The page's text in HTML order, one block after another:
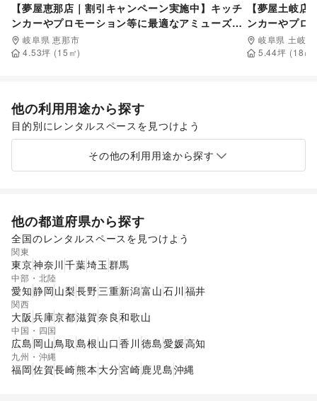
【夢屋恵那店｜割引キャンペーン実施中】キッチ
ンカーやプロモーション等に最適なアミューズメ
ント施設のイベントスペース
岐阜県 恵那市
4.53坪 (15 ㎡)
【夢屋土岐
ンカーやプロ
ント施設のイ
岐阜県 土岐市
5.44坪 (18㎡)
他の利用用途から探す
目的別にレンタルスペースを見つけよう
食品販売
販促イベント
その他の利用用途から探す
他の都道府県から探す
全国のレンタルスペースを見つけよう
関東
東京神奈川 千葉埼玉 群馬
中部・北陸
愛知静岡山梨長野三重新潟富山石川 福井
関西
大阪 兵庫京都滋賀奈良和歌山
中国・四国
広島 岡山鳥取 島根 山口香川 徳島愛媛高知
九州・沖縄
福岡佐賀長崎熊本 大分宮崎鹿児島沖縄